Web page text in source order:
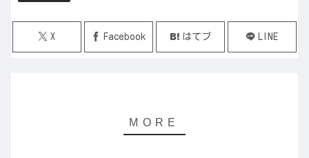
X Facebook はてブ LINE